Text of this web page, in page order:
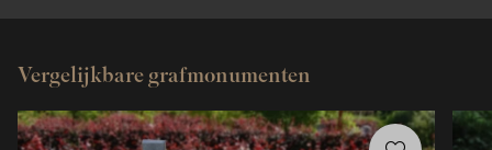
Vergelijkbare grafmonumenten